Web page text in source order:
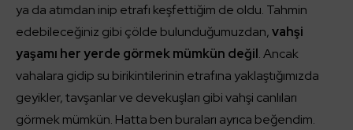
ya da atımdan inip etrafı keşfettiğim de oldu. Tahmin
edebileceğiniz gibi çölde bulunduğumuzdan,vahşi
yaşamı her yerde görmek mümkün değil. Ancak
vahalara gidip su birikintilerinin etrafına yaklaştığımızda
geyikler, tavşanlar ve devekuşları gibi vahşi canlıları
görmek mümkün. Hatta ben buraları ayrıca beğendim.